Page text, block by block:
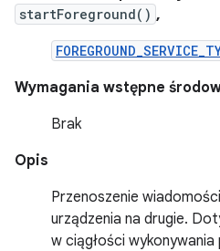
startForeground() ,
Wymagania wstępne
Brak
Opis
Przenoszenie
urządzenia na drugie.
w ciągłości